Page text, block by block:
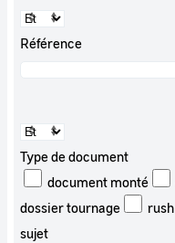
Référence
Type de document
document monté
dossier tournage
rush
sujet